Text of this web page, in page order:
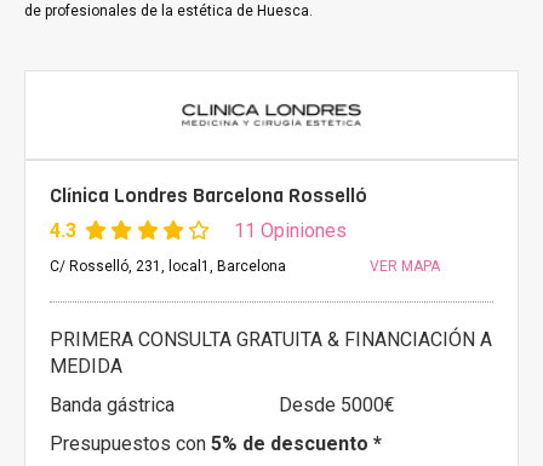
de profesionales de la estética de Huesca.
Clínica Londres Barcelona Rosselló
4.3 11 Opiniones
C/ Rosselló, 231, local1, Barcelona VER MAPA
PRIMERA CONSULTA GRATUITA & FINANCIACIÓN A
MEDIDA
Banda gástrica
Desde 5000€
Presupuestos con 5% de descuento *